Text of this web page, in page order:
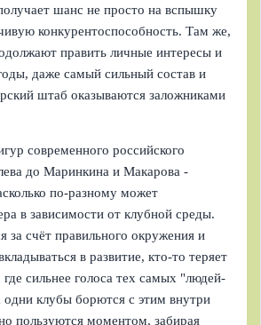
шанс не просто на вспышку
конкурентоспособность. Там же,
править личные интересы и
даже самый сильный состав и
штаб оказываются заложниками
современного российского
до Маринкина и Макарова -
по-разному может
в зависимости от клубной среды.
за счёт правильного окружения и
в развитие, кто-то теряет
где сильнее голоса тех самых "людей-
одни клубы борются с этим внутри
пользуются моментом, забирая